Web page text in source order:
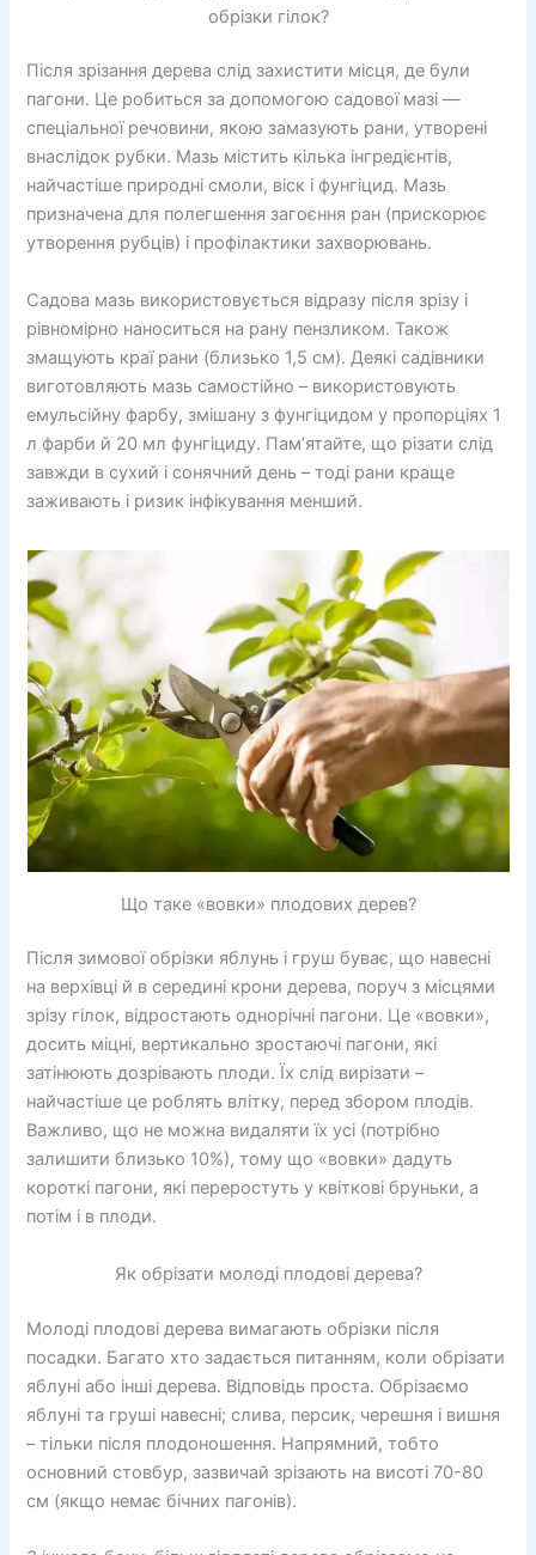
обрізки гілок?
Після зрізання дерева слід захистити місця, де були
пагони. Це робиться за допомогою садової мазі —
спеціальної речовини, якою замазують рани, утворені
внаслідок рубки. Мазь містить кілька інгредієнтів,
найчастіше природні смоли, віск і фунгіцид. Мазь
призначена для полегшення загоєння ран (прискорює
утворення рубців) і профілактики захворювань.
Садова мазь використовується відразу після зрізу і
рівномірно наноситься на рану пензликом. Також
змащують краї рани (близько 1,5 см). Деякі садівники
виготовляють мазь самостійно – використовують
емульсійну фарбу, змішану з фунгіцидом у пропорціях 1
л фарби й 20 мл фунгіциду. Пам’ятайте, що різати слід
завжди в сухий і сонячний день – тоді рани краще
заживають і ризик інфікування менший.
Що таке «вовки» плодових дерев?
Після зимової обрізки яблунь і груш буває, що навесні
на верхівці й в середині крони дерева, поруч з місцями
зрізу гілок, відростають однорічні пагони. Це «вовки»,
досить міцні, вертикально зростаючі пагони, які
затінюють дозрівають плоди. Їх слід вирізати –
найчастіше це роблять влітку, перед збором плодів.
Важливо, що не можна видаляти їх усі (потрібно
залишити близько 10%), тому що «вовки» дадуть
короткі пагони, які переростуть у квіткові бруньки, а
потім і в плоди.
Як обрізати молоді плодові дерева?
Молоді плодові дерева вимагають обрізки після
посадки. Багато хто задається питанням, коли обрізати
яблуні або інші дерева. Відповідь проста. Обрізаємо
яблуні та груші навесні; слива, персик, черешня і вишня
– тільки після плодоношення. Напрямний, тобто
основний стовбур, зазвичай зрізають на висоті 70-80
см (якщо немає бічних пагонів).